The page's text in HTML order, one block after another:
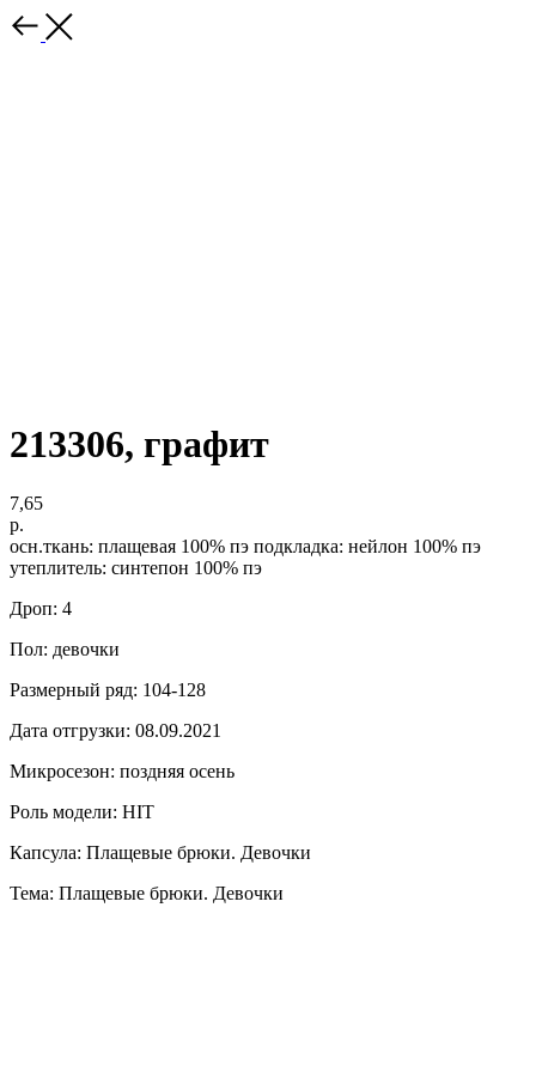
213306, графит
7,65
р.
осн.ткань: плащевая 100% пэ подкладка: нейлон 100% пэ
утеплитель: синтепон 100% пэ
Дроп: 4
Пол: девочки
Размерный ряд: 104-128
Дата отгрузки: 08.09.2021
Микросезон: поздняя осень
Роль модели: HIT
Капсула: Плащевые брюки. Девочки
Тема: Плащевые брюки. Девочки